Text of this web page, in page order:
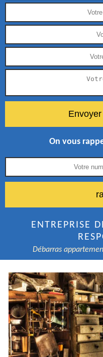
On vous
ENTREPRISE
Débarras